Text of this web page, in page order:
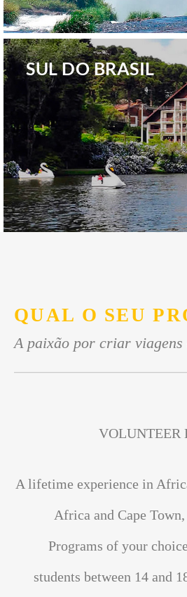
.
SUL DO BRASIL
QUAL O SEU
A paixão por criar viagens
VOLUNTEER
A lifetime experience in
Africa and Cape
Programs of your
students between 14 and